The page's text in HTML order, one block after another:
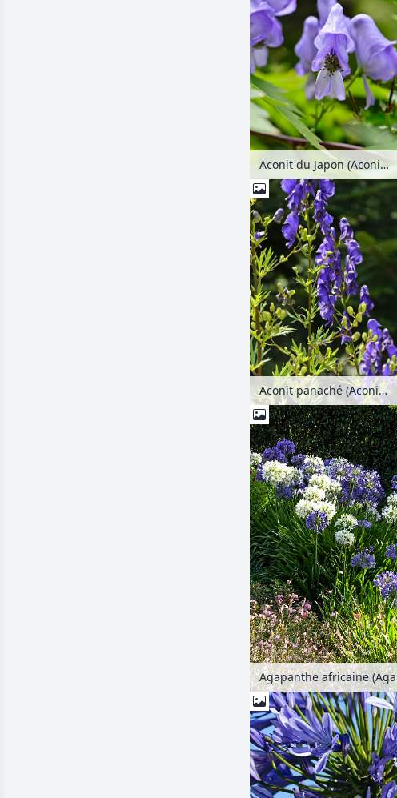
Aconit du Japon (Aconitum japonicum)
Aconit panaché (Aconitum variegatum)